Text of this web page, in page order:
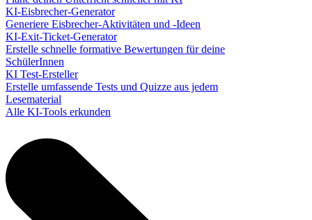
KI-Eisbrecher-Generator
Generiere Eisbrecher-Aktivitäten und -Ideen
KI-Exit-Ticket-Generator
Erstelle schnelle formative Bewertungen für deine
SchülerInnen
KI Test-Ersteller
Erstelle umfassende Tests und Quizze aus jedem
Lesematerial
Alle KI-Tools erkunden